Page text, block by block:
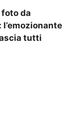
da
tutti